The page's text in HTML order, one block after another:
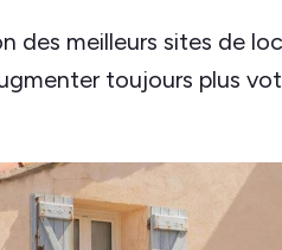
des meilleurs sites de
toujours plus